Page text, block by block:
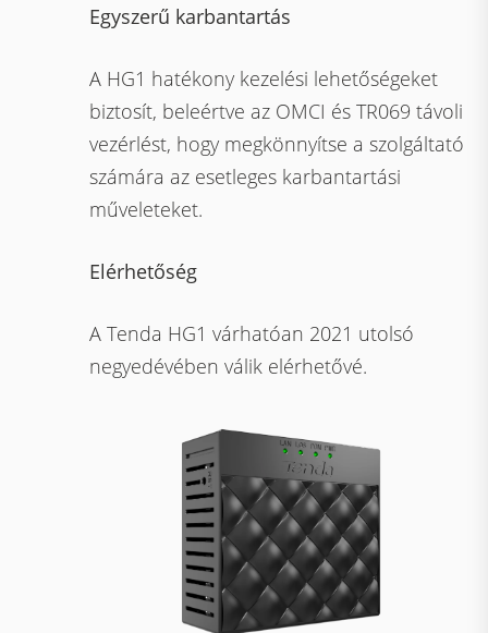
Egyszerű karbantartás
A HG1 hatékony kezelési lehetőségeket
biztosít, beleértve az OMCI és TR069 távoli
vezérlést, hogy megkönnyítse a szolgáltató
számára az esetleges karbantartási
műveleteket.
Elérhetőség
A Tenda HG1 várhatóan 2021 utolsó
negyedévében válik elérhetővé.